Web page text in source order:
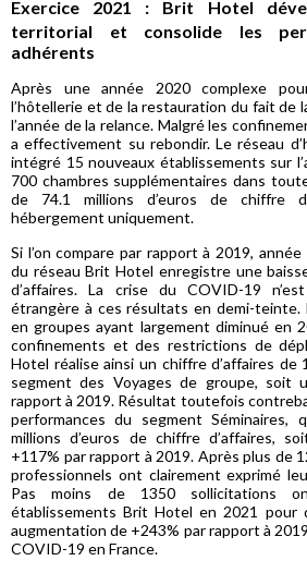
Exercice 2021 : Brit Hotel
territorial et consolide les
adhérents
Après une année 2020 complexe
l’hôtellerie et de la restauration du fait de
l’année de la relance. Malgré les
a effectivement su rebondir. Le réseau
intégré 15 nouveaux établissements sur
700 chambres supplémentaires dans
de 74.1 millions d’euros de chiffre
hébergement uniquement.
Si l’on compare par rapport à 2019,
du réseau Brit Hotel enregistre une
d’affaires. La crise du COVID-19
étrangère à ces résultats en demi-teinte.
en groupes ayant largement diminué en
confinements et des restrictions de
Hotel réalise ainsi un chiffre d’affaires de
segment des Voyages de groupe, soit
rapport à 2019. Résultat toutefois
performances du segment Séminaires,
millions d’euros de chiffre d’affaires,
+117% par rapport à 2019. Après plus de
professionnels ont clairement exprimé
Pas moins de 1350 sollicitations
établissements Brit Hotel en 2021 pour
augmentation de +243% par rapport à
COVID-19 en France.